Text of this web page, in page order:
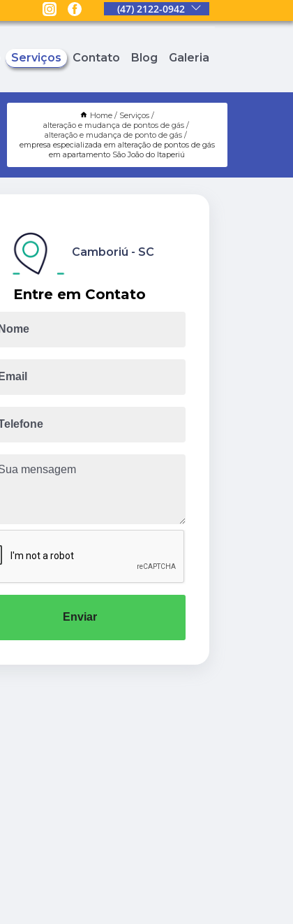
(47) 2122-0942
Serviços Contato Blog Galeria
Home
Serviços
alteração e mudança de pontos de gás
alteração e mudança de ponto de gás
empresa especializada em alteração de pontos de gás
em apartamento São João do Itaperiú
Entre em Contato
Camboriú - SC
Enviar